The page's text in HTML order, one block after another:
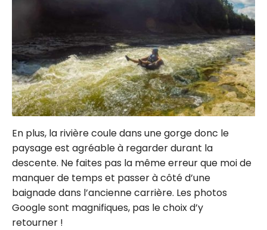
En plus, la rivière coule dans une gorge donc le
paysage est agréable à regarder durant la
descente. Ne faites pas la même erreur que moi de
manquer de temps et passer à côté d’une
baignade dans l’ancienne carrière. Les photos
Google sont magnifiques, pas le choix d’y
retourner !